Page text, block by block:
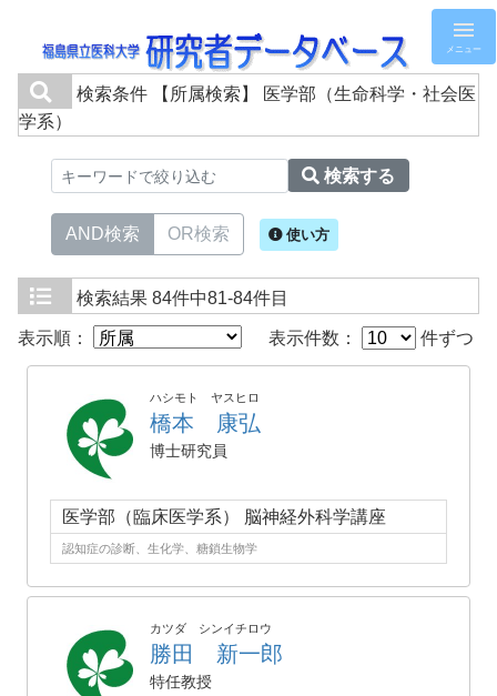
メニュー
検索条件
【所属検索】 医学部（生命科学・社会医
学系）
検索する
AND検索 OR検索 使い方
検索結果 84件中81-84件目
表示順： 表示件数： 件ずつ
ハシモト ヤスヒロ
橋本 康弘
博士研究員
医学部（臨床医学系） 脳神経外科学講座
認知症の診断、生化学、糖鎖生物学
カツダ シンイチロウ
勝田 新一郎
特任教授